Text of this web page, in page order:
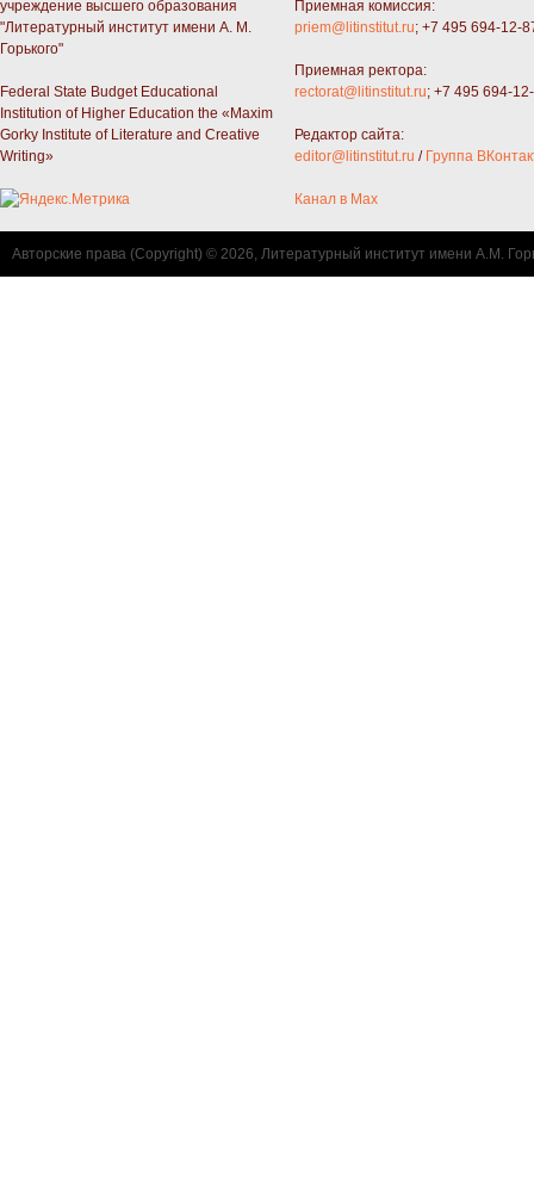
учреждение высшего образования
"Литературный институт имени А. М.
Горького"
Federal State Budget Educational
Institution of Higher Education the «Maxim
Gorky Institute of Literature and Creative
Writing»
Приемная комиссия:
priem@litinstitut.ru; +7 495 694-12-
Приемная ректора:
rectorat@litinstitut.ru; +7 495 694-
Редактор сайта:
editor@litinstitut.ru / Группа
Канал в Max
Авторские права (Copyright) © 2026, Литературный институт имени А.М.